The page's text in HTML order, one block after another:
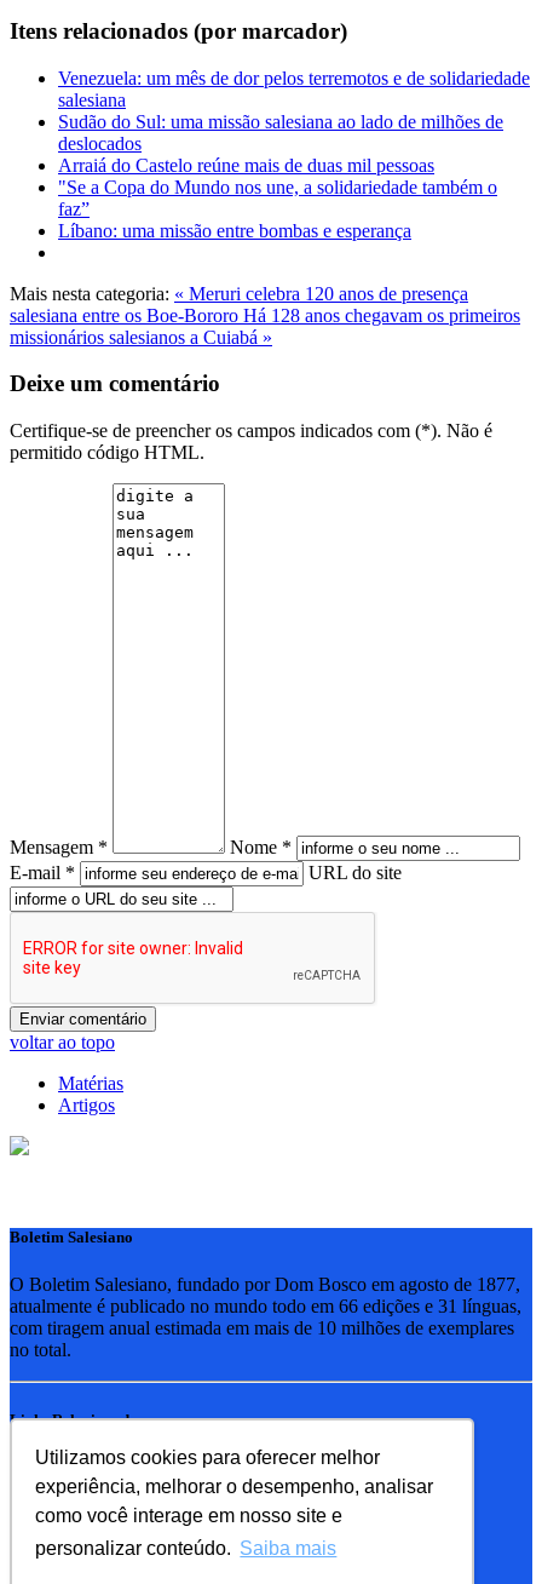
Utilizamos cookies para oferecer melhor
experiência, melhorar o desempenho, analisar
como você interage em nosso site e
personalizar conteúdo. Saiba mais
Itens relacionados (por marcador)
Venezuela: um mês de dor pelos terremotos e de solidariedade
salesiana
Sudão do Sul: uma missão salesiana ao lado de milhões de
deslocados
Arraiá do Castelo reúne mais de duas mil pessoas
"Se a Copa do Mundo nos une, a solidariedade também o
faz”
Líbano: uma missão entre bombas e esperança
Mais nesta categoria: « Meruri celebra 120 anos de presença
salesiana entre os Boe-Bororo Há 128 anos chegavam os primeiros
missionários salesianos a Cuiabá »
Deixe um comentário
Certifique-se de preencher os campos indicados com (*). Não é
permitido código HTML.
Mensagem *
Nome *
E-mail *
URL do site
voltar ao topo
Matérias
Artigos
Boletim Salesiano
O Boletim Salesiano, fundado por Dom Bosco em agosto de 1877,
atualmente é publicado no mundo todo em 66 edições e 31 línguas,
com tiragem anual estimada em mais de 10 milhões de exemplares
no total.
Links Relacionados
RSB - Rede Salesiana Brasil
EDEBE - Editora
UPV - União pela Vida
Familia Salesiana